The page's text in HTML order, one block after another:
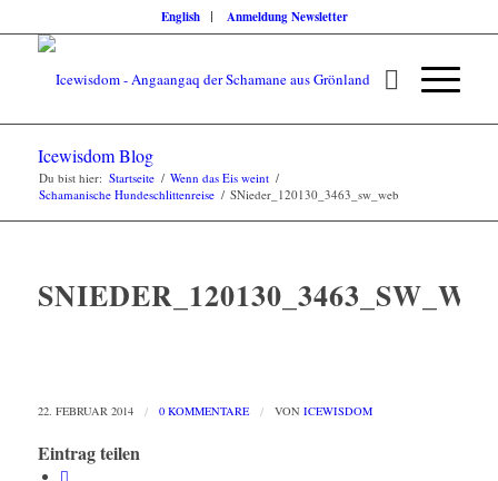
English Anmeldung Newsletter
Icewisdom Blog
Du bist hier: Startseite / Wenn das Eis weint /
Schamanische Hundeschlittenreise / SNieder_120130_3463_sw_web
22. FEBRUAR 2014 / 0 KOMMENTARE / VON ICEWISDOM
Eintrag teilen